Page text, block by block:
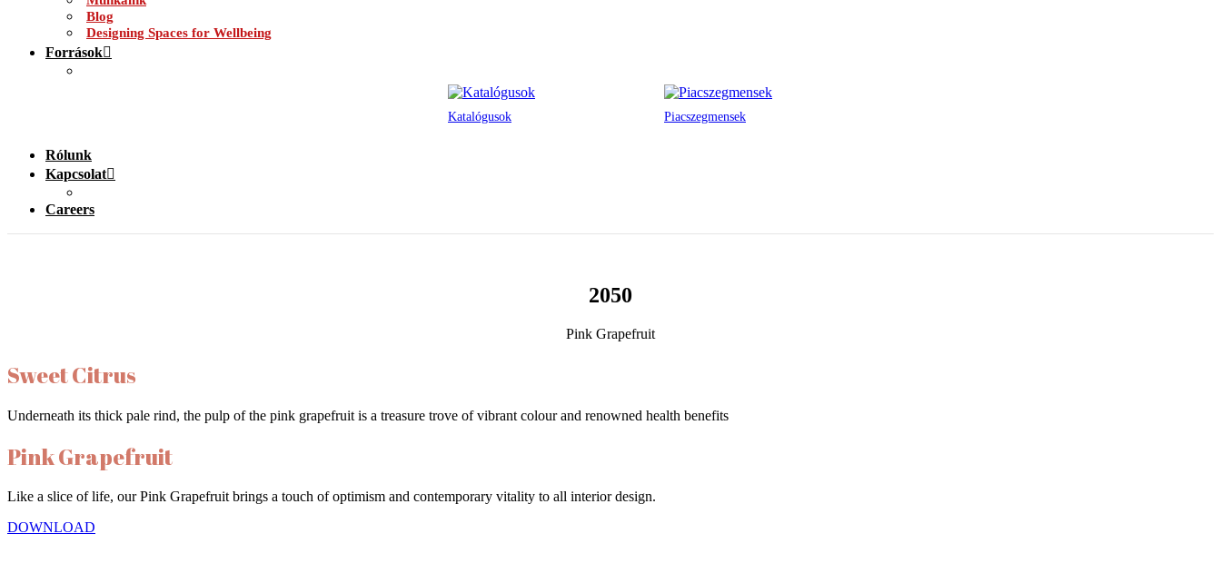
Blog
Designing Spaces for Wellbeing
Források
Katalógusok Piacszegmensek
Rólunk
Kapcsolat
Careers
2050
Pink Grapefruit
Sweet Citrus
Underneath its thick pale rind, the pulp of the pink grapefruit is a treasure trove of vibrant colour and renowned health benefits
Pink Grapefruit
Like a slice of life, our Pink Grapefruit brings a touch of optimism and contemporary vitality to all interior design.
DOWNLOAD